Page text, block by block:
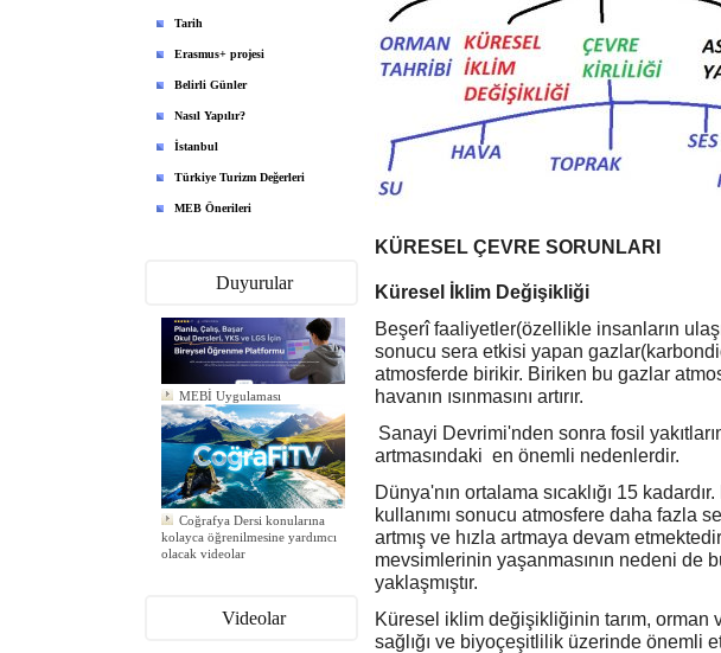
Tarih
Erasmus+ projesi
Belirli Günler
Nasıl Yapılır?
İstanbul
Türkiye Turizm Değerleri
MEB Önerileri
Duyurular
MEBİ Uygulaması
Coğrafya Dersi konularına
kolayca öğrenilmesine yardımcı
olacak videolar
Yeni ödev eklendi
Videolar
KÜRESEL ÇEVRE SORUNLARI
Küresel İklim Değişikliği
Beşerî faaliyetler(özellikle insanların
sonucu sera etkisi yapan
atmosferde birikir. Biriken bu gazlar
havanın ısınmasını artırır.
Sanayi Devrimi'nden sonra fosil
artmasındaki en önemli nedenlerdir.
Dünya'nın ortalama sıcaklığı 15
kullanımı sonucu atmosfere daha fazla
artmış ve hızla artmaya devam
mevsimlerinin yaşanmasının nedeni de
yaklaşmıştır.
Küresel iklim değişikliğinin tarım, orman
sağlığı ve biyoçeşitlilik üzerinde önemli